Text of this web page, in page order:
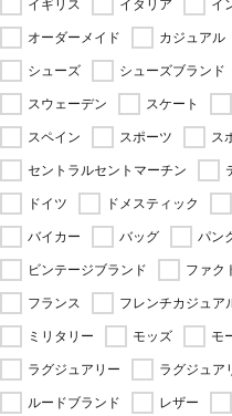
イギリス イタリア イ
オーダーメイド カジュアル
シューズ シューズブランド
スウェーデン スケート
スペイン スポーツ ス
セントラルセントマーチン
ドイツ ドメスティック
バイカー バッグ パン
ビンテージブランド ファク
フランス フレンチカジュア
ミリタリー モッズ モ
ラグジュアリー ラグジュア
ルードブランド レザー